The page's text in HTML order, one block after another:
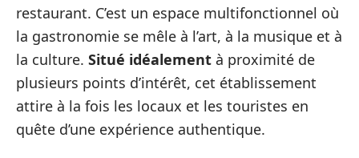
restaurant. C’est un espace multifonctionnel où
la gastronomie se mêle à l’art, à la musique et à
la culture. Situé idéalement à proximité de
plusieurs points d’intérêt, cet établissement
attire à la fois les locaux et les touristes en
quête d’une expérience authentique.